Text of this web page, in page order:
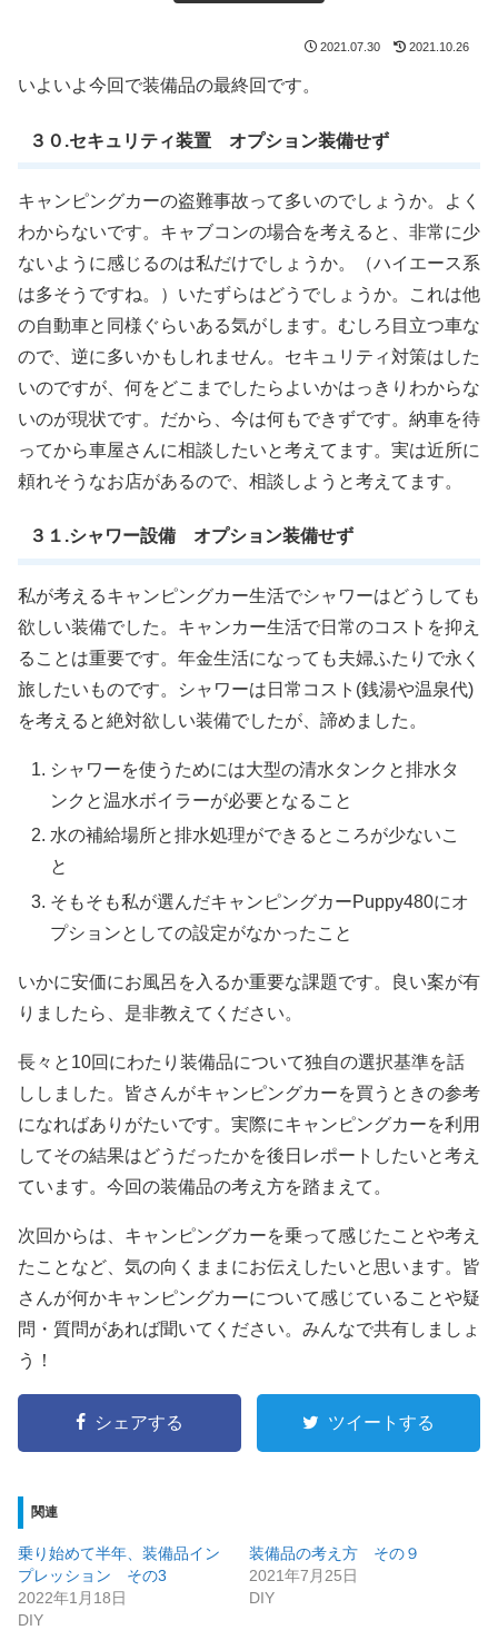
2021.07.30 2021.10.26
いよいよ今回で装備品の最終回です。
３０.セキュリティ装置 オプション装備せず
キャンピングカーの盗難事故って多いのでしょうか。よく
わからないです。キャブコンの場合を考えると、非常に少
ないように感じるのは私だけでしょうか。（ハイエース系
は多そうですね。）いたずらはどうでしょうか。これは他
の自動車と同様ぐらいある気がします。むしろ目立つ車な
ので、逆に多いかもしれません。セキュリティ対策はした
いのですが、何をどこまでしたらよいかはっきりわからな
いのが現状です。だから、今は何もできずです。納車を待
ってから車屋さんに相談したいと考えてます。実は近所に
頼れそうなお店があるので、相談しようと考えてます。
３１.シャワー設備 オプション装備せず
私が考えるキャンピングカー生活でシャワーはどうしても
欲しい装備でした。キャンカー生活で日常のコストを抑え
ることは重要です。年金生活になっても夫婦ふたりで永く
旅したいものです。シャワーは日常コスト(銭湯や温泉代)
を考えると絶対欲しい装備でしたが、諦めました。
シャワーを使うためには大型の清水タンクと排水タ
ンクと温水ボイラーが必要となること
水の補給場所と排水処理ができるところが少ないこ
と
そもそも私が選んだキャンピングカーPuppy480にオ
プションとしての設定がなかったこと
いかに安価にお風呂を入るか重要な課題です。良い案が有
りましたら、是非教えてください。
長々と10回にわたり装備品について独自の選択基準を話
ししました。皆さんがキャンピングカーを買うときの参考
になればありがたいです。実際にキャンピングカーを利用
してその結果はどうだったかを後日レポートしたいと考え
ています。今回の装備品の考え方を踏まえて。
次回からは、キャンピングカーを乗って感じたことや考え
たことなど、気の向くままにお伝えしたいと思います。皆
さんが何かキャンピングカーについて感じていることや疑
問・質問があれば聞いてください。みんなで共有しましょ
う！
シェアする ツイートする
関連
乗り始めて半年、装備品イン
プレッション その3
2022年1月18日
DIY
装備品の考え方 その９
2021年7月25日
DIY